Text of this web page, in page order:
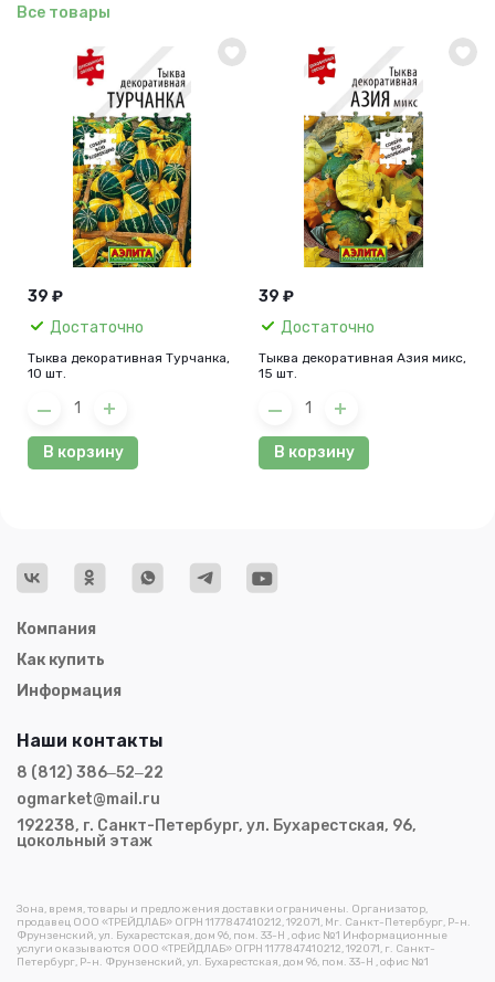
Все товары
39 ₽
Достаточно
Тыква декоративная Турчанка,
10 шт.
В корзину
39 ₽
Достаточно
Тыква декоративная Азия микс,
15 шт.
В корзину
Компания
Как купить
Информация
Зона, время, товары и предложения доставки ограничены. Организатор,
продавец ООО «ТРЕЙДЛАБ» ОГРН 1177847410212, 192071, Мг. Санкт-Петербург, Р-н.
Фрунзенский, ул. Бухарестская, дом 96, пом. 33-Н , офис №1 Информационные
услуги оказываются ООО «ТРЕЙДЛАБ» ОГРН 1177847410212, 192071, г. Санкт-
Петербург, Р-н. Фрунзенский, ул. Бухарестская, дом 96, пом. 33-Н , офис №1
Наши контакты
8 (812) 386‒52‒22
ogmarket@mail.ru
192238, г. Санкт-Петербург, ул. Бухарестская, 96,
цокольный этаж